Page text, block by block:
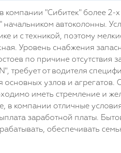
компании "Сибитек" более
начальником автоколонны.
и с техникой, поэтому
Уровень снабжения
по причине отсутствия
требует от водителя
основных узлов и
иметь стремление и
в компании отличные
заработной платы.
обеспечивать